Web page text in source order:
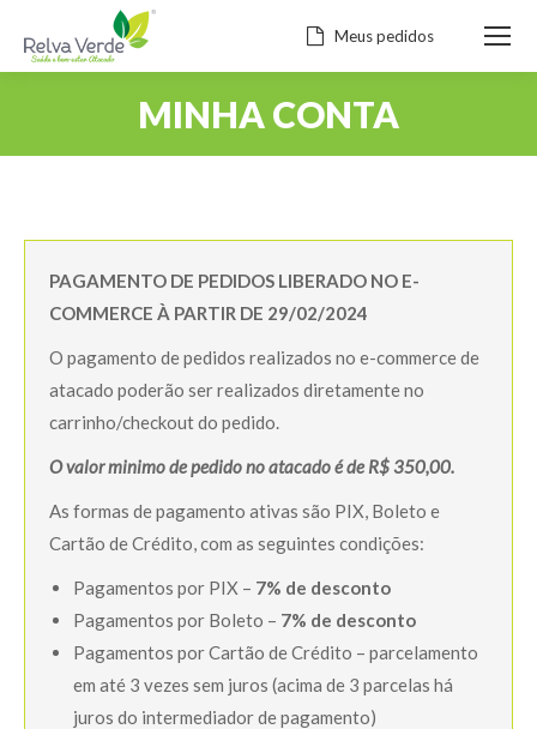
Meus pedidos
MINHA CONTA
PAGAMENTO DE PEDIDOS LIBERADO NO E-
COMMERCE À PARTIR DE 29/02/2024
O pagamento de pedidos realizados no e-commerce de
atacado poderão ser realizados diretamente no
carrinho/checkout do pedido.
O valor minimo de pedido no atacado é de R$ 350,00.
As formas de pagamento ativas são PIX, Boleto e
Cartão de Crédito, com as seguintes condições:
Pagamentos por PIX – 7% de desconto
Pagamentos por Boleto – 7% de desconto
Pagamentos por Cartão de Crédito – parcelamento
em até 3 vezes sem juros (acima de 3 parcelas há
juros do intermediador de pagamento)